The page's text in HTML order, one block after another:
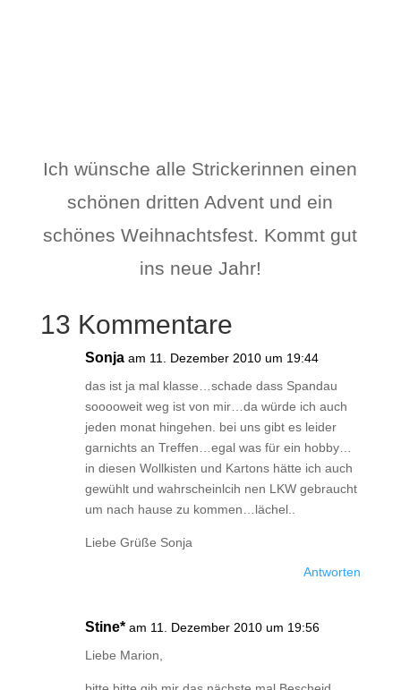
Ich wünsche alle Strickerinnen einen
schönen dritten Advent und ein
schönes Weihnachtsfest. Kommt gut
ins neue Jahr!
13 Kommentare
Sonja am 11. Dezember 2010 um 19:44
das ist ja mal klasse…schade dass Spandau
sooooweit weg ist von mir…da würde ich auch
jeden monat hingehen. bei uns gibt es leider
garnichts an Treffen…egal was für ein hobby…
in diesen Wollkisten und Kartons hätte ich auch
gewühlt und wahrscheinlcih nen LKW gebraucht
um nach hause zu kommen…lächel..
Liebe Grüße Sonja
Antworten
Stine* am 11. Dezember 2010 um 19:56
Liebe Marion,